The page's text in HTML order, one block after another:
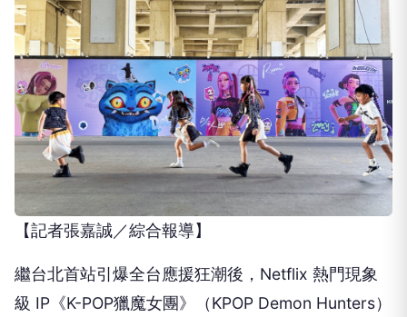
【記者張嘉誠／綜合報導】
繼台北首站引爆全台應援狂潮後，Netflix 熱門現象
級 IP《K-POP獵魔女團》（KPOP Demon Hunters）